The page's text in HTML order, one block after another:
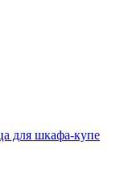
для шкафа-купе